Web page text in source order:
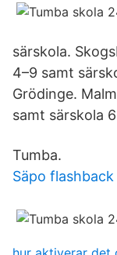
särskola.
4–9 samt
Grödinge.
samt särskola
Tumba.
Säpo flashback